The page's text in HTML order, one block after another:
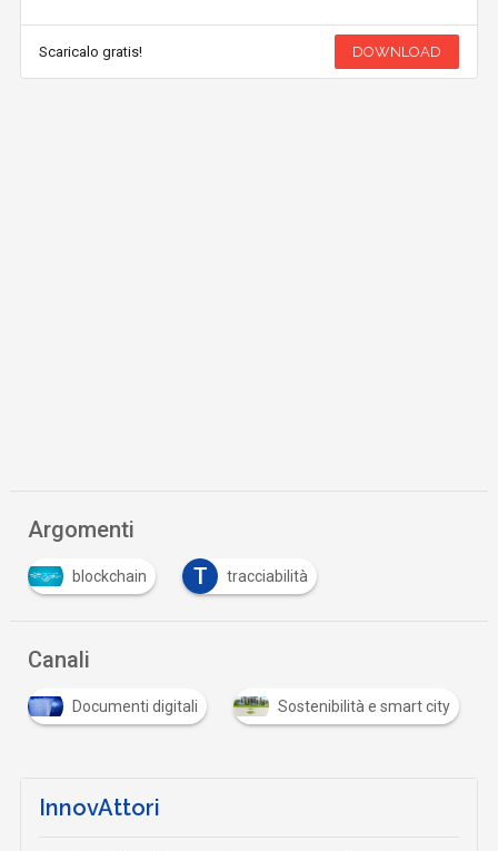
Scaricalo gratis! DOWNLOAD
Argomenti
blockchain T tracciabilità
Canali
Documenti digitali Sostenibilità e smart city
InnovAttori